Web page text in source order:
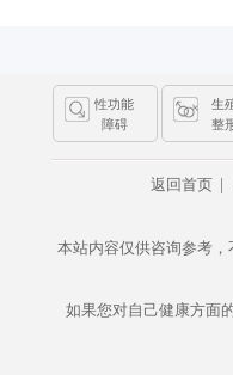
性功能
障碍
生
整
返回首页 |
本站内容仅供咨询参考
如果您对自己健康方面